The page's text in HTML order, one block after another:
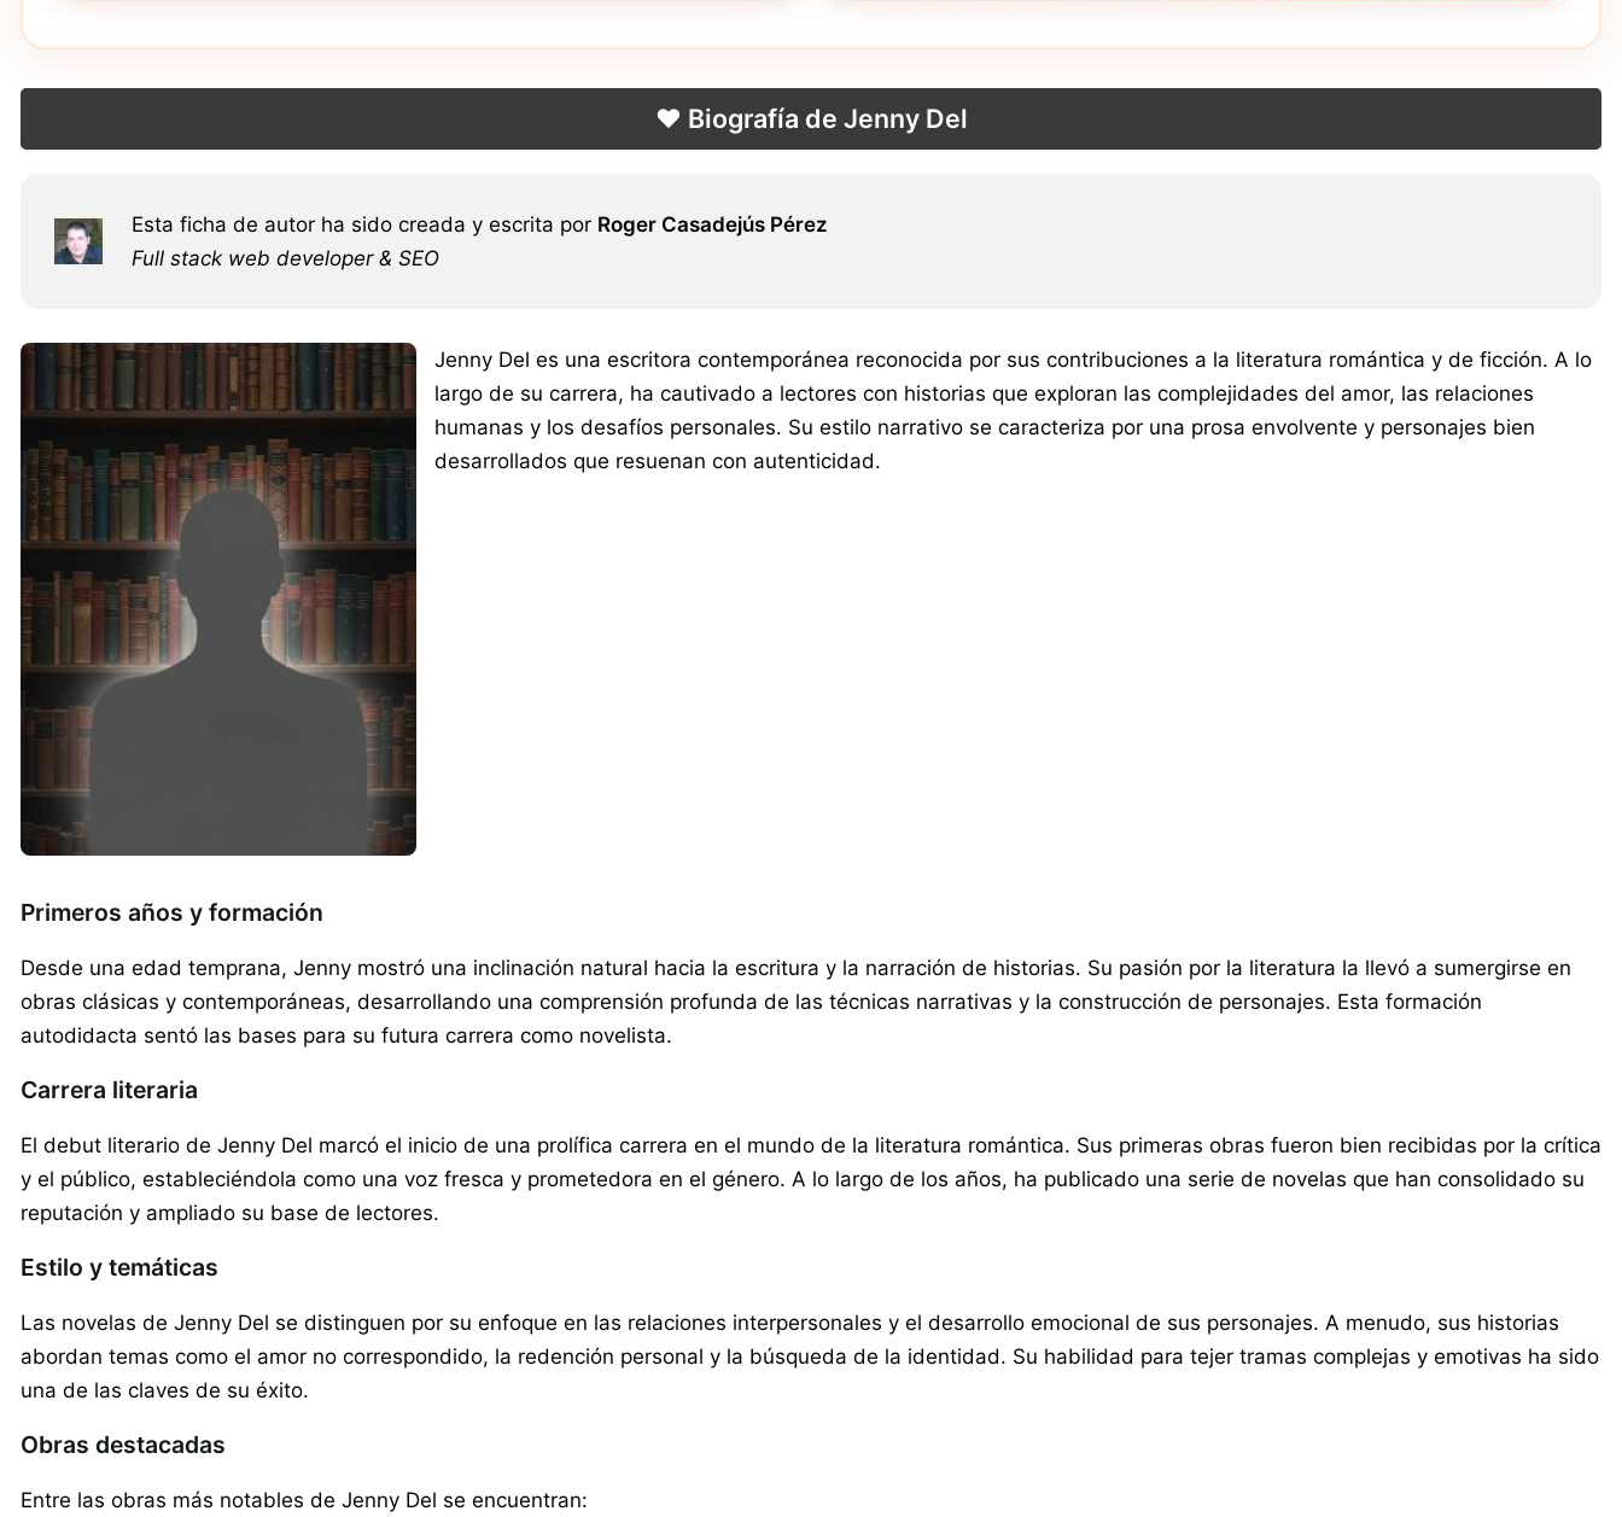
❤️ Biografía de Jenny Del
Esta ficha de autor ha sido creada y escrita por Roger Casadejús Pérez
Full stack web developer & SEO
Jenny Del es una escritora contemporánea reconocida por sus contribuciones a la literatura romántica y de ficción. A lo
largo de su carrera, ha cautivado a lectores con historias que exploran las complejidades del amor, las relaciones
humanas y los desafíos personales. Su estilo narrativo se caracteriza por una prosa envolvente y personajes bien
desarrollados que resuenan con autenticidad.
Primeros años y formación
Desde una edad temprana, Jenny mostró una inclinación natural hacia la escritura y la narración de historias. Su pasión por la literatura la llevó a sumergirse en
obras clásicas y contemporáneas, desarrollando una comprensión profunda de las técnicas narrativas y la construcción de personajes. Esta formación
autodidacta sentó las bases para su futura carrera como novelista.
Carrera literaria
El debut literario de Jenny Del marcó el inicio de una prolífica carrera en el mundo de la literatura romántica. Sus primeras obras fueron bien recibidas por la crítica
y el público, estableciéndola como una voz fresca y prometedora en el género. A lo largo de los años, ha publicado una serie de novelas que han consolidado su
reputación y ampliado su base de lectores.
Estilo y temáticas
Las novelas de Jenny Del se distinguen por su enfoque en las relaciones interpersonales y el desarrollo emocional de sus personajes. A menudo, sus historias
abordan temas como el amor no correspondido, la redención personal y la búsqueda de la identidad. Su habilidad para tejer tramas complejas y emotivas ha sido
una de las claves de su éxito.
Obras destacadas
Entre las obras más notables de Jenny Del se encuentran: